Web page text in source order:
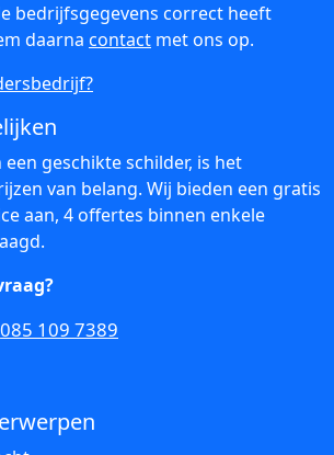
bedrijfsgegevens correct heeft
daarna contact met ons op.
geschikte schilder, is het
van belang. Wij bieden een gratis
aan, 4 offertes binnen enkele
085 109 7389